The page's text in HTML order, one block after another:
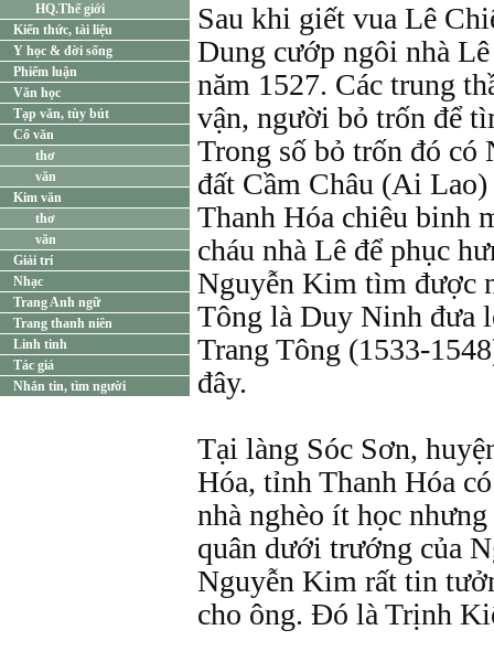
HQ.Thế giới
Kiến thức, tài liệu
Y học & đời sống
Phiếm luận
Văn học
Tạp văn, tùy bút
Cổ văn
thơ
văn
Kim văn
thơ
văn
Giải trí
Nhạc
Trang Anh ngữ
Trang thanh niên
Linh tinh
Tác giả
Nhắn tin, tìm người
Sau khi giết vua Lê
Dung cướp ngôi nhà
năm 1527. Các trung
vận, người bỏ trốn để
Trong số bỏ trốn đó có
đất Cầm Châu (Ai
Thanh Hóa chiêu binh
cháu nhà Lê để phục
Nguyễn Kim tìm được
Tông là Duy Ninh đưa
Trang Tông (1533-
đây.
Tại làng Sóc Sơn,
Hóa, tỉnh Thanh Hóa
nhà nghèo ít học
quân dưới trướng của
Nguyễn Kim rất tin
cho ông. Đó là Trịnh